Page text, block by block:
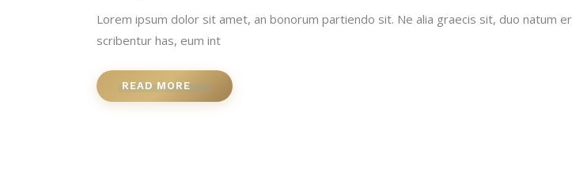
Lorem ipsum dolor sit amet, an bonorum partiendo sit. Ne alia graecis sit, duo natum
scribentur has, eum int
READ MORE